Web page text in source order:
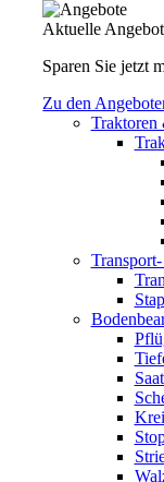
Aktuelle
Sparen Sie jetzt
Zu den
Traktoren